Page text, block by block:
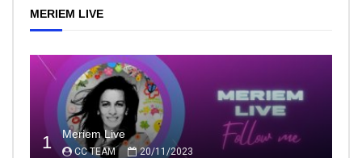
MERIEM LIVE
1 Meriem Live
CC TEAM 20/11/2023